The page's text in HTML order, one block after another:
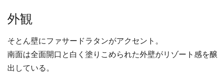
外観
そとん壁にファサードラタンがアクセント。
南面は全面開口と白く塗りこめられた外壁がリゾート感を
出している。